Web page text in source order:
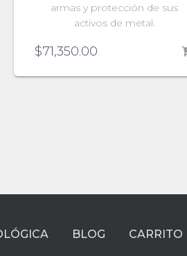
armas y protección de sus
activos de metal.
$71,350.00
BLOG CARRITO